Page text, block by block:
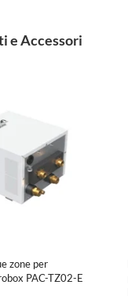
e Accessori
zone per
PAC-TZ02-E